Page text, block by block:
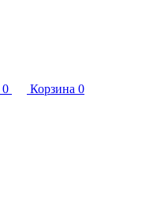
0 Корзина 0